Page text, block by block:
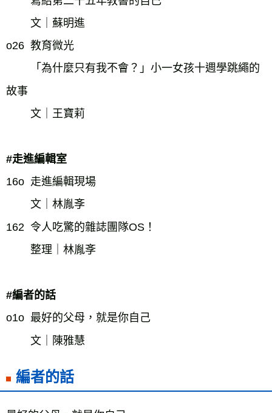
文｜蘇明進
o26  教育微光
「為什麼只有我不會？」小一女孩十週學跳繩的
故事
文｜王寶莉
#走進編輯室
16o  走進編輯現場
文｜林胤斈
162  令人吃驚的雜誌團隊OS！
整理｜林胤斈
#編者的話
o1o  最好的父母，就是你自己
文｜陳雅慧
編者的話